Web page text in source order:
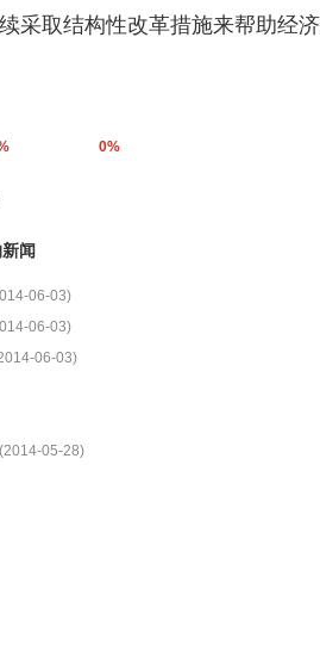
采取结构性改革措施来帮助经济
0%
闻
06-03)
06-03)
06-03)
(2014-05-28)